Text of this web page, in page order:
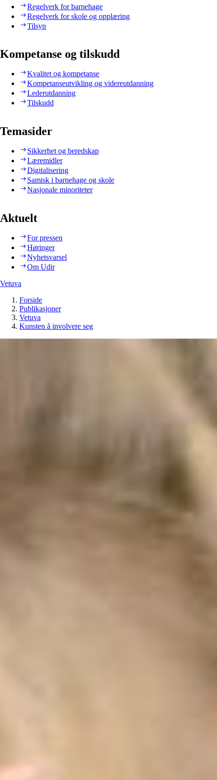
Regelverk for barnehage
Regelverk for skole og opplæring
Tilsyn
Kompetanse og tilskudd
Kvalitet og kompetanse
Kompetanseutvikling og videreutdanning
Lederutdanning
Tilskudd
Temasider
Sikkerhet og beredskap
Læremidler
Digitalisering
Samisk i barnehage og skole
Nasjonale minoriteter
Aktuelt
For pressen
Høringer
Nyhetsvarsel
Om Udir
Vetuva
Forside
Publikasjoner
Vetuva
Kunsten å involvere seg